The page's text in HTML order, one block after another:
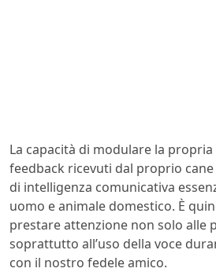
La capacità di modulare la
feedback ricevuti dal proprio
di intelligenza comunicativa
uomo e animale domestico. È
prestare attenzione non solo alle
soprattutto all’uso della voce
con il nostro fedele amico.